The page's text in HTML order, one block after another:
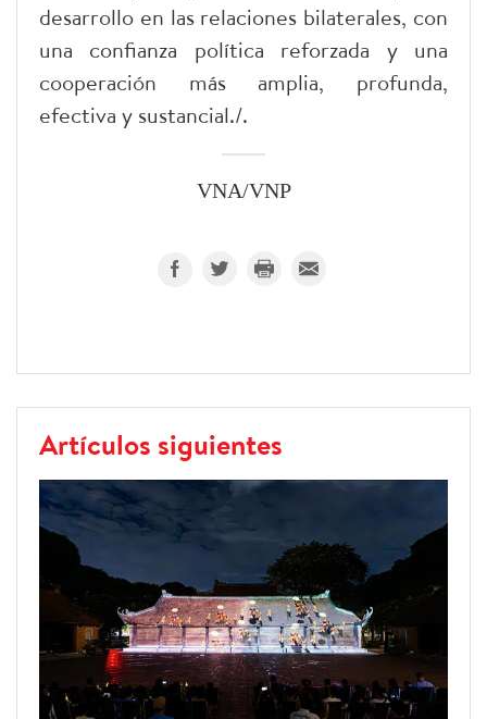
desarrollo en las relaciones bilaterales, con
una confianza política reforzada y una
cooperación más amplia, profunda,
efectiva y sustancial./.
VNA/VNP
Artículos siguientes